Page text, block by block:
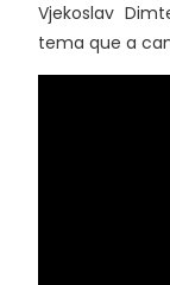
Vjekoslav
tema que a